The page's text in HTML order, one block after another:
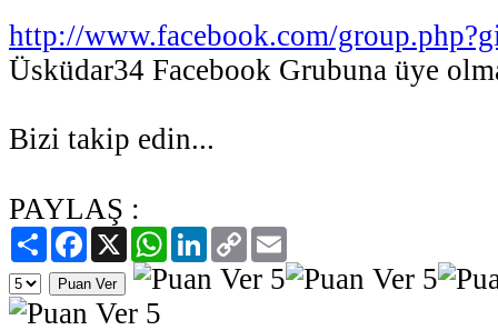
http://www.facebook.com/
Üsküdar34 Facebook Grubuna üye
Bizi takip edin...
PAYLAŞ :
PaylaşFacebook
X WhatsAppLinkedIn
Copy
Link